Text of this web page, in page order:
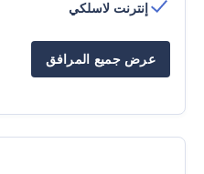
إنترنت لاسلكي
عرض جميع المرافق